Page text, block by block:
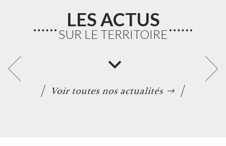
LES ACTUS
SUR LE TERRITOIRE
Voir toutes nos actualités